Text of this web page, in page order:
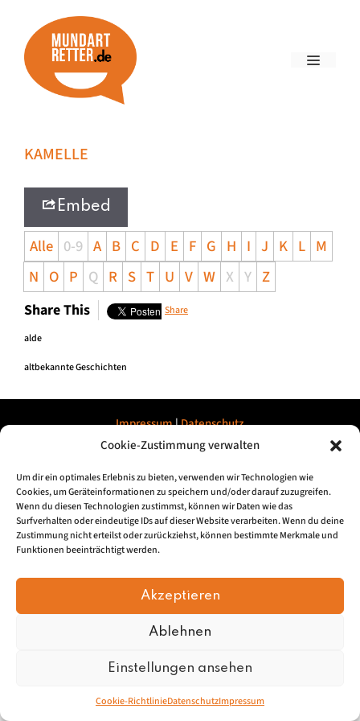
Cookie-Zustimmung verwalten
Um dir ein optimales Erlebnis zu bieten, verwenden wir Technologien wie
Cookies, um Geräteinformationen zu speichern und/oder darauf zuzugreifen.
Wenn du diesen Technologien zustimmst, können wir Daten wie das
Surfverhalten oder eindeutige IDs auf dieser Website verarbeiten. Wenn du deine
Zustimmung nicht erteilst oder zurückziehst, können bestimmte Merkmale und
Funktionen beeinträchtigt werden.
Akzeptieren
Ablehnen
Einstellungen ansehen
Cookie-RichtlinieDatenschutzImpressum
KAMELLE
Embed
Alle 0-9 A B C D E F G H I J K L M
N O P Q R S T U V W X Y Z
Share This Share
alde
altbekannte Geschichten
Impressum|Datenschutz